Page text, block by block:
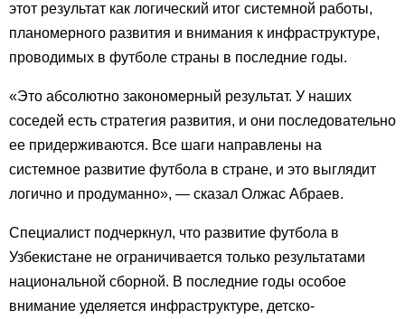
этот результат как логический итог системной работы,
планомерного развития и внимания к инфраструктуре,
проводимых в футболе страны в последние годы.
«Это абсолютно закономерный результат. У наших
соседей есть стратегия развития, и они последовательно
ее придерживаются. Все шаги направлены на
системное развитие футбола в стране, и это выглядит
логично и продуманно», — сказал Олжас Абраев.
Специалист подчеркнул, что развитие футбола в
Узбекистане не ограничивается только результатами
национальной сборной. В последние годы особое
внимание уделяется инфраструктуре, детско-